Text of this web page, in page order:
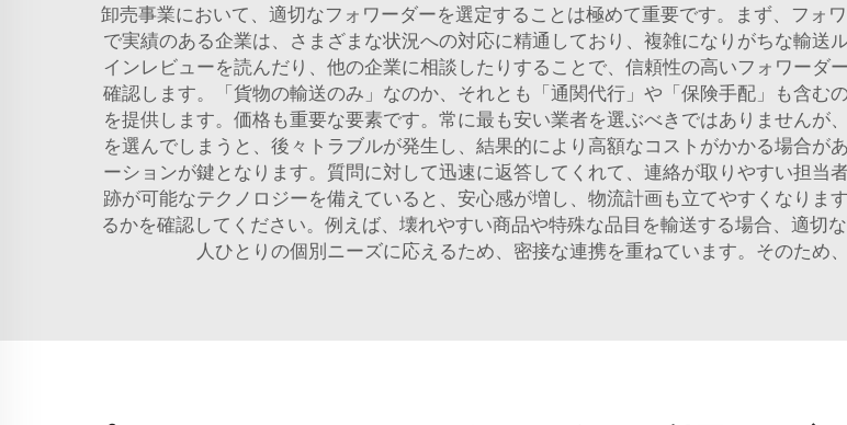
卸売事業において、適切なフォワーダーを選定することは極めて重要です。まず、フォ
で実績のある企業は、さまざまな状況への対応に精通しており、複雑になりがちな輸送
インレビューを読んだり、他の企業に相談したりすることで、信頼性の高いフォワー
確認します。「貨物の輸送のみ」なのか、それとも「通関代行」や「保険手配」も含む
を提供します。価格も重要な要素です。常に最も安い業者を選ぶべきではありません
を選んでしまうと、後々トラブルが発生し、結果的により高額なコストがかかる場合
ーションが鍵となります。質問に対して迅速に返答してくれて、連絡が取りやすい担
跡が可能なテクノロジーを備えていると、安心感が増し、物流計画も立てやすくなり
るかを確認してください。例えば、壊れやすい商品や特殊な品目を輸送する場合、適切
人ひとりの個別ニーズに応えるため、密接な連携を重ねています。そのため